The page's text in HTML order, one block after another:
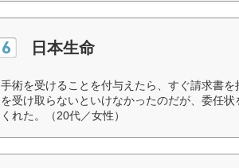
日本生命
手術を受けることを付与えたら、すぐ請求書
を受け取らないといけなかったのだが、委任
くれた。（20代／女性）